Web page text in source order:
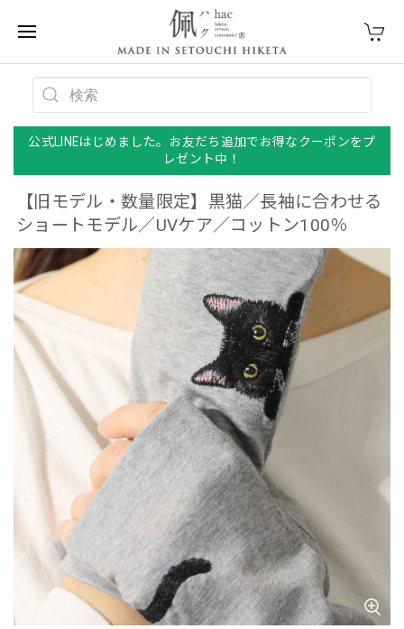
公式LINEはじめました。お友だち追加でお得なクーポンをプ
レゼント中！
【旧モデル・数量限定】黒猫／長袖に合わせる
ショートモデル／UVケア／コットン100％